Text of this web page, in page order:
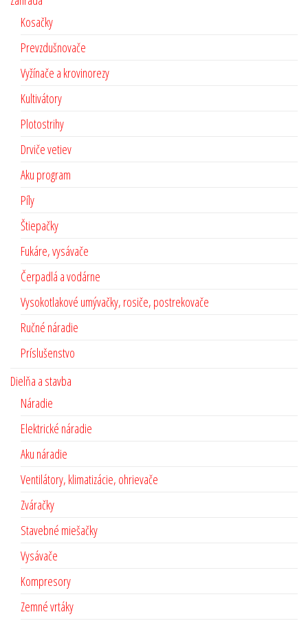
Kosačky
Prevzdušnovače
Vyžínače a krovinorezy
Kultivátory
Plotostrihy
Drviče vetiev
Aku program
Píly
Štiepačky
Fukáre, vysávače
Čerpadlá a vodárne
Vysokotlakové umývačky, rosiče, postrekovače
Ručné náradie
Príslušenstvo
Dielňa a stavba
Náradie
Elektrické náradie
Aku náradie
Ventilátory, klimatizácie, ohrievače
Zváračky
Stavebné miešačky
Vysávače
Kompresory
Zemné vrtáky